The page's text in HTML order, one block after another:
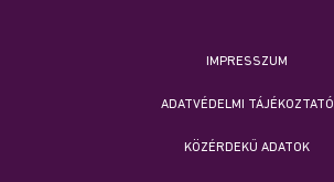
IMPRESSZUM
ADATVÉDELMI TÁJÉKOZTATÓ
KÖZÉRDEKŰ ADATOK